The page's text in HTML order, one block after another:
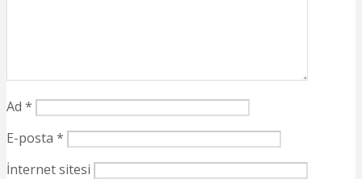
Ad *
E-posta *
İnternet sitesi